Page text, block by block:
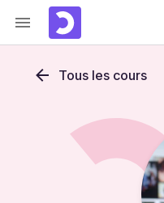
Tous les cours